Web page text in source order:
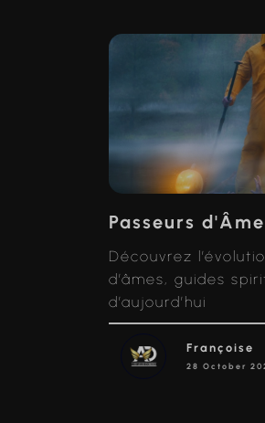
Découvrez
d’âmes, guides
d’aujourd’hui
Françoise
28 October